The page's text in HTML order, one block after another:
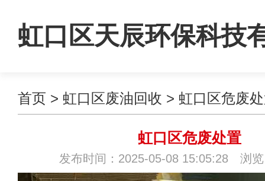
虹口区天辰环保科技
司
首页 > 虹口区废油回收 > 虹口区危废
虹口区危废处置
发布时间：2025-05-08 15:05:28 浏览